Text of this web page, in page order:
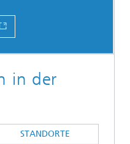
in der
STANDORTE